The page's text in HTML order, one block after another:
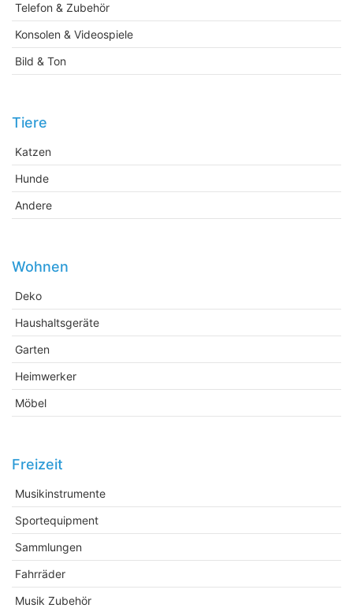
Telefon & Zubehör
Konsolen & Videospiele
Bild & Ton
Tiere
Katzen
Hunde
Andere
Wohnen
Deko
Haushaltsgeräte
Garten
Heimwerker
Möbel
Freizeit
Musikinstrumente
Sportequipment
Sammlungen
Fahrräder
Musik Zubehör